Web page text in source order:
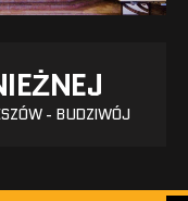
- BUDZIWÓJ